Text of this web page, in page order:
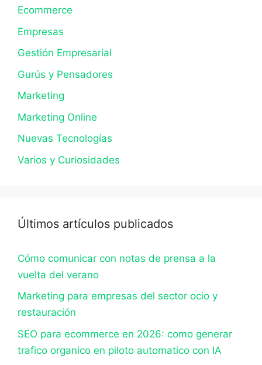
Ecommerce
Empresas
Gestión Empresarial
Gurús y Pensadores
Marketing
Marketing Online
Nuevas Tecnologías
Varios y Curiosidades
Últimos artículos publicados
Cómo comunicar con notas de prensa a la
vuelta del verano
Marketing para empresas del sector ocio y
restauración
SEO para ecommerce en 2026: como generar
trafico organico en piloto automatico con IA